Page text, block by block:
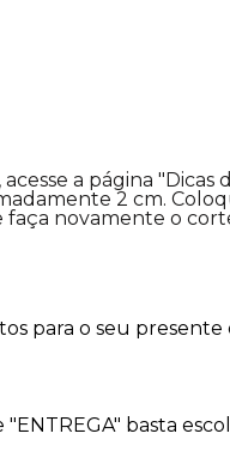
a página
2 cm.
faça novamente o
para o seu
basta